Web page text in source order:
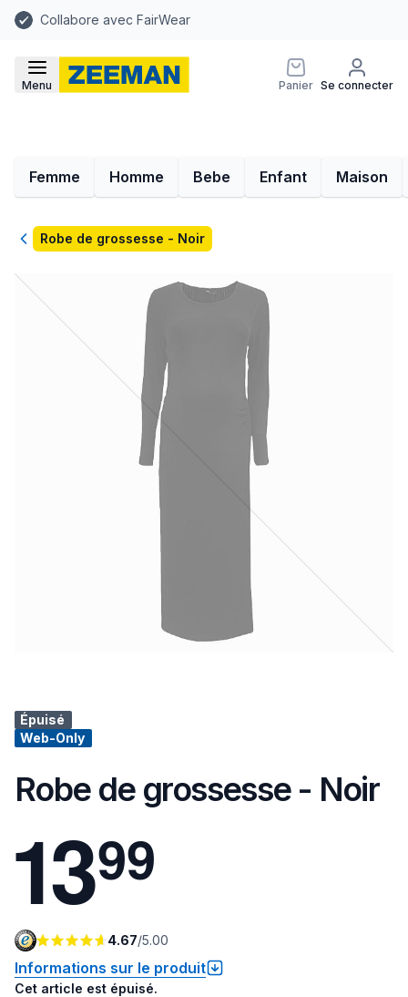
Collabore avec FairWear
Menu Panier Se connecter
Femme Homme Bebe Enfant Maison
RetourRobe de grossesse - Noir
Épuisé
Web-Only
Robe de grossesse - Noir
1399
4.67/5.00
Informations sur le produit
Cet article est épuisé.